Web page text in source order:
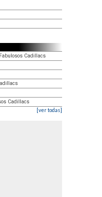
Cadillacs
Cadillacs
[ver todas]